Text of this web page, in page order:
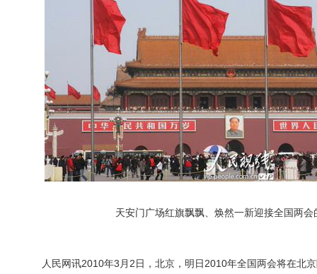
天安门广场红旗飘飘、焕然一新迎接全国两会
人民网讯2010年3月2日，北京，明日2010年全国两会将在北京